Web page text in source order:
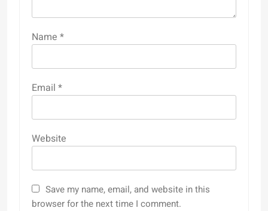
Name *
Email *
Website
Save my name, email, and website in this
browser for the next time I comment.